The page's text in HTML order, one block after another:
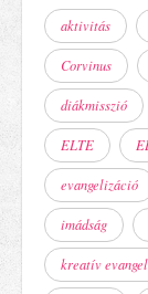
aktivitás
Corvinus
diákmisszió
ELTE
evangelizáció
imádság
kreatív